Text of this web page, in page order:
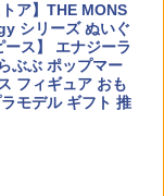
イント消化 送料
【あす楽】
ア】THE MONS
シリーズ ぬいぐ
ス】 エナジーラ
ぶぶ ポップマー
フィギュア おも
モデル ギフト 推